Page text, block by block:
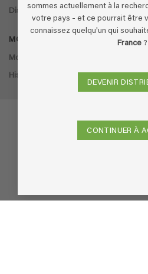
sommes actuellement à la
votre pays - et ce pourrait être
connaissez quelqu'un qui
France?
DEVENIR
CONTINUER À
Distributeurs
MON COMPTE
Mon compte
Historique des commandes